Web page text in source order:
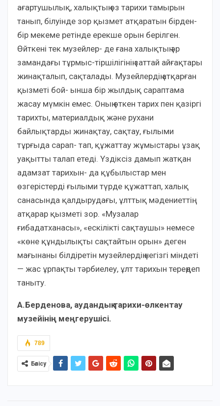
ағартушылық, халықтың өз тарихи тамырын
танып, білуінде зор қызмет атқаратын бірден-
бір мекеме ретінде ерекше орын берілген.
Өйткені тек музейлер- де ғана халықтың әр
замандағы тұрмыс-тіршілігінің заттай айғақтары
жинақталып, сақталады. Музейлердің атқарған
қызметі бой- ынша бір жылдық сараптама
жасау мүмкін емес. Оның өткен тарих пен қазіргі
тарихты, материалдық және рухани
байлықтарды жинақтау, сақтау, ғылыми
тұрғыда сарап- тап, құжаттау жұмыстары ұзақ
уақытты талап етеді. Үздіксіз дамып жатқан
адамзат тарихын- да құбылыстар мен
өзгерістерді ғылыми түрде құжаттап, халық
санасында қалдырудағы, ұлттық мәдениеттің
атқарар қызметі зор. «Музалар
ғибадатханасы», «ескілікті сақтаушы» немесе
«көне құндылықты сақтайтын орын» деген
мағынаны білдіретін музейлердің негізгі міндеті
— жас ұрпақты тәрбиелеу, ұлт тарихын тереңдеп
таныту.
А.Берденова, аудандық тарихи-өлкентау
музейінің меңгерушісі.
789
Бөлісу